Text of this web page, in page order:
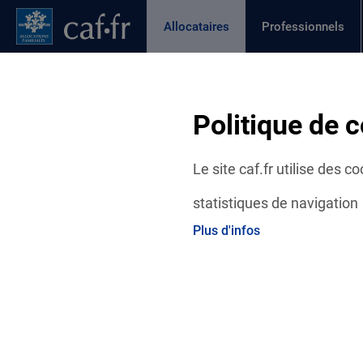
Politique de
Le site caf.fr utilise des
statistiques de navigation
Plus d'infos
Contenu principal
Pied de page
Allocataires
Page active
Professionnels
Actualités départementales